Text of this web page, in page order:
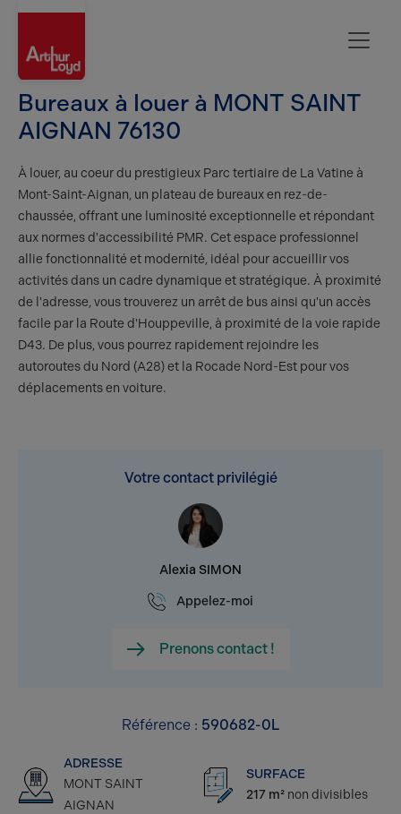
Bureaux à louer à MONT SAINT
AIGNAN 76130
À louer, au coeur du prestigieux Parc tertiaire de La Vatine à
Mont-Saint-Aignan, un plateau de bureaux en rez-de-
chaussée, offrant une luminosité exceptionnelle et répondant
aux normes d'accessibilité PMR. Cet espace professionnel
allie fonctionnalité et modernité, idéal pour accueillir vos
activités dans un cadre dynamique et stratégique. À proximité
de l'adresse, vous trouverez un arrêt de bus ainsi qu'un accès
facile par la Route d'Houppeville, à proximité de la voie rapide
D43. De plus, vous pourrez rapidement rejoindre les
autoroutes du Nord (A28) et la Rocade Nord-Est pour vos
déplacements en voiture.
Votre contact privilégié
Alexia SIMON
Appelez-moi
Prenons contact !
Référence : 590682-0L
ADRESSE
MONT SAINT
AIGNAN
SURFACE
217 m² non divisibles